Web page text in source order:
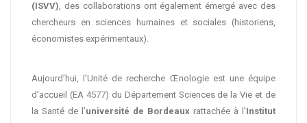
(ISVV), des collaborations ont également émergé avec des
chercheurs en sciences humaines et sociales (historiens,
économistes expérimentaux).
Aujourd’hui, l’Unité de recherche Œnologie est une équipe
d’accueil (EA 4577) du Département Sciences de la Vie et de
la Santé de l’université de Bordeaux rattachée à l’Institut